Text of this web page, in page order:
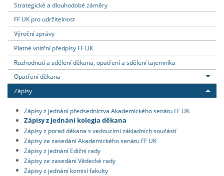
Strategické a dlouhodobé záměry
FF UK pro udržitelnost
Výroční zprávy
Platné vnitřní předpisy FF UK
Rozhodnutí a sdělení děkana, opatření a sdělení tajemníka
Opatření děkana
Zápisy
Zápisy z jednání předsednictva Akademického senátu FF UK
Zápisy z jednání kolegia děkana
Zápisy z porad děkana s vedoucími základních součástí
Zápisy ze zasedání Akademického senátu FF UK
Zápisy z jednání Ediční rady
Zápisy ze zasedání Vědecké rady
Zápisy z jednání komisí fakulty